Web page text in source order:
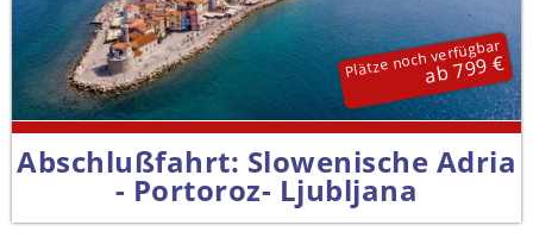
Plätze noch verfügbar
ab 799 €
Abschlußfahrt: Slowenische Adria
- Portoroz- Ljubljana